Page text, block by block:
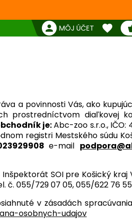
person MÔJ ÚČET favorite
a povinnosti Vás, ako
prostredníctvom diaľkovej
je:Abc-zoo s.r.o., IČO:
registri Mestského súdu
e-mail
Inšpektorát SOI pre Košický kraj
č. 055/729 07 05, 055/622 76 55
v zásadách
osobnych-udajov